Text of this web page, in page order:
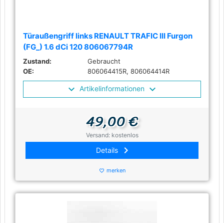
Türaußengriff links RENAULT TRAFIC III Furgon
(FG_) 1.6 dCi 120 806067794R
Zustand:
Gebraucht
OE:
806064415R, 806064414R
Artikelinformationen
49,00 €
Versand: kostenlos
Details keyboard_arrow_right
favorite_border merken